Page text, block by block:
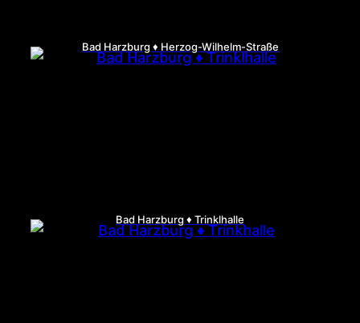
Bad Harzburg ♦ Herzog-Wilhelm-Straße
Bad Harzburg ♦ Trinklhalle